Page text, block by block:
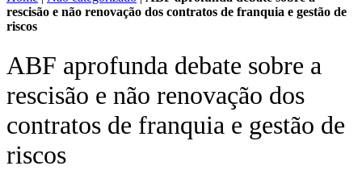
rescisão e não renovação dos contratos de franquia e gestão de
riscos
ABF aprofunda debate sobre a
rescisão e não renovação dos
contratos de franquia e gestão de
riscos